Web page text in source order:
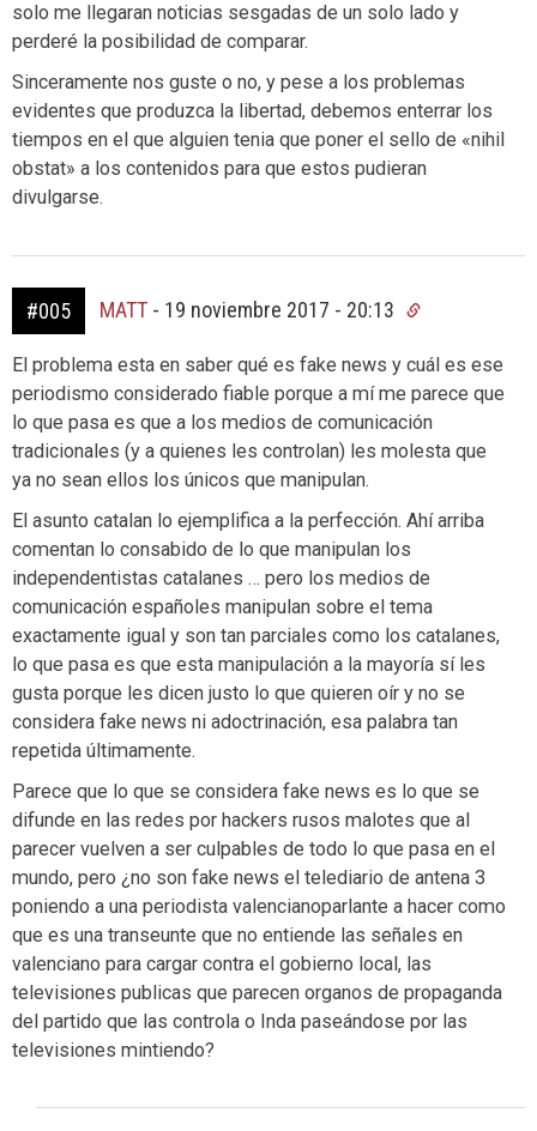
solo me llegaran noticias sesgadas de un solo lado y
perderé la posibilidad de comparar.
Sinceramente nos guste o no, y pese a los problemas
evidentes que produzca la libertad, debemos enterrar los
tiempos en el que alguien tenia que poner el sello de «nihil
obstat» a los contenidos para que estos pudieran
divulgarse.
#005 MATT - 19 noviembre 2017 - 20:13
El problema esta en saber qué es fake news y cuál es ese
periodismo considerado fiable porque a mí me parece que
lo que pasa es que a los medios de comunicación
tradicionales (y a quienes les controlan) les molesta que
ya no sean ellos los únicos que manipulan.
El asunto catalan lo ejemplifica a la perfección. Ahí arriba
comentan lo consabido de lo que manipulan los
independentistas catalanes … pero los medios de
comunicación españoles manipulan sobre el tema
exactamente igual y son tan parciales como los catalanes,
lo que pasa es que esta manipulación a la mayoría sí les
gusta porque les dicen justo lo que quieren oír y no se
considera fake news ni adoctrinación, esa palabra tan
repetida últimamente.
Parece que lo que se considera fake news es lo que se
difunde en las redes por hackers rusos malotes que al
parecer vuelven a ser culpables de todo lo que pasa en el
mundo, pero ¿no son fake news el telediario de antena 3
poniendo a una periodista valencianoparlante a hacer como
que es una transeunte que no entiende las señales en
valenciano para cargar contra el gobierno local, las
televisiones publicas que parecen organos de propaganda
del partido que las controla o Inda paseándose por las
televisiones mintiendo?